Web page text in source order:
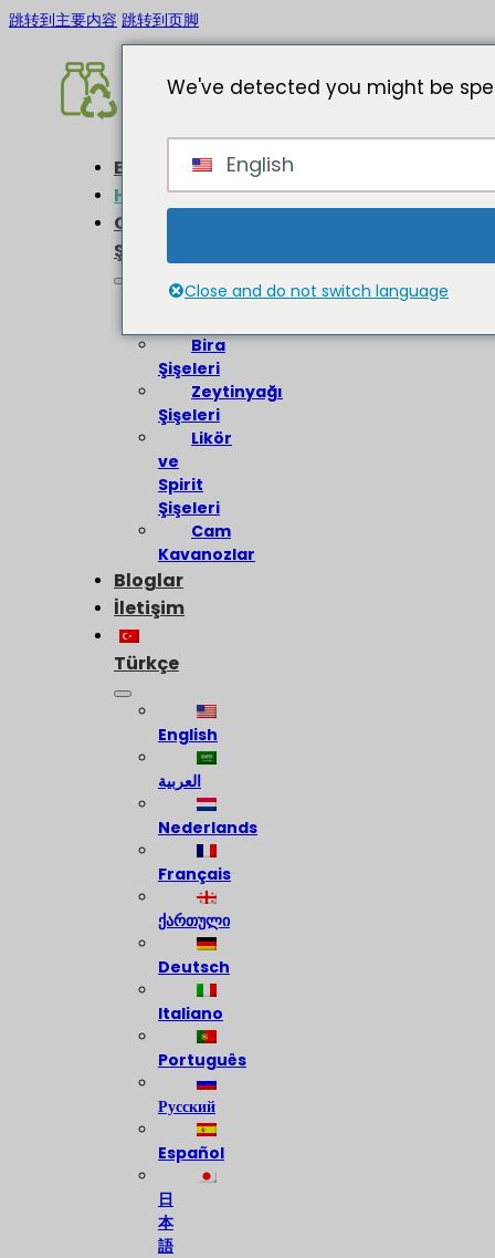
跳转到主要内容 跳转到页脚
Ev
Hakkında
Cam
Şişeler
Şarap
Bira
Şişeleri
Zeytinyağı
Şişeleri
Likör
ve
Spirit
Şişeleri
Cam
Kavanozlar
Bloglar
İletişim
Türkçe
English
العربية
Nederlands
Français
ქართული
Deutsch
Italiano
Português
Русский
Español
日
本
語
We've detected you might be
English
Close and do not switch language